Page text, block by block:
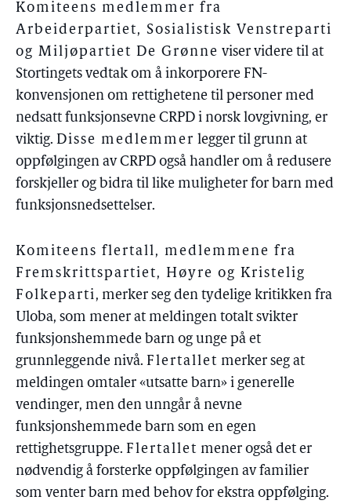
Komiteens medlemmer fra
Arbeiderpartiet, Sosialistisk Venstreparti
og Miljøpartiet De Grønne viser videre til at
Stortingets vedtak om å inkorporere FN-
konvensjonen om rettighetene til personer med
nedsatt funksjonsevne CRPD i norsk lovgivning, er
viktig. Disse medlemmer legger til grunn at
oppfølgingen av CRPD også handler om å redusere
forskjeller og bidra til like muligheter for barn med
funksjonsnedsettelser.
Komiteens flertall, medlemmene fra
Fremskrittspartiet, Høyre og Kristelig
Folkeparti, merker seg den tydelige kritikken fra
Uloba, som mener at meldingen totalt svikter
funksjonshemmede barn og unge på et
grunnleggende nivå. Flertallet merker seg at
meldingen omtaler «utsatte barn» i generelle
vendinger, men den unngår å nevne
funksjonshemmede barn som en egen
rettighetsgruppe. Flertallet mener også det er
nødvendig å forsterke oppfølgingen av familier
som venter barn med behov for ekstra oppfølging.